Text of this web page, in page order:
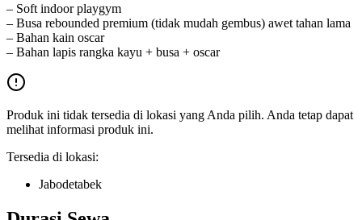
– Soft indoor playgym
– Busa rebounded premium (tidak mudah gembus) awet tahan lama
– Bahan kain oscar
– Bahan lapis rangka kayu + busa + oscar
Produk ini tidak tersedia di lokasi yang Anda pilih. Anda tetap dapat
melihat informasi produk ini.
Tersedia di lokasi:
Jabodetabek